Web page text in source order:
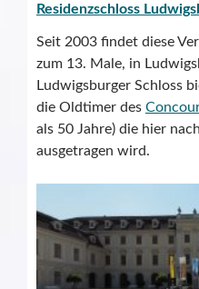
Residenzschloss
Seit 2003 findet diese
zum 13. Male, in
Ludwigsburger Schloss
die Oldtimer des
als 50 Jahre) die hier
ausgetragen wird.